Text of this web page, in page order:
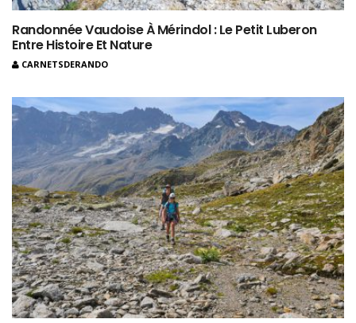
Randonnée Vaudoise À Mérindol : Le Petit Luberon
Entre Histoire Et Nature
CARNETSDERANDO